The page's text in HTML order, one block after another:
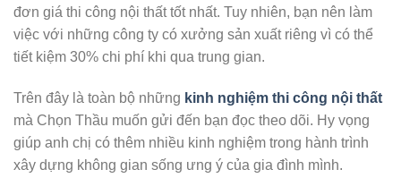
đơn giá thi công nội thất tốt nhất. Tuy nhiên, bạn nên làm
việc với những công ty có xưởng sản xuất riêng vì có thể
tiết kiệm 30% chi phí khi qua trung gian.
Trên đây là toàn bộ những kinh nghiệm thi công nội thất
mà Chọn Thầu muốn gửi đến bạn đọc theo dõi. Hy vọng
giúp anh chị có thêm nhiều kinh nghiệm trong hành trình
xây dựng không gian sống ưng ý của gia đình mình.